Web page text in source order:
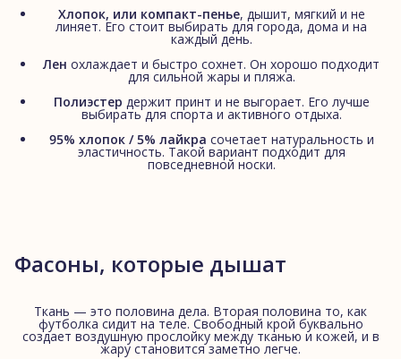
Хлопок, или компакт-пенье, дышит, мягкий и не
линяет. Его стоит выбирать для города, дома и на
каждый день.
Лен охлаждает и быстро сохнет. Он хорошо подходит
для сильной жары и пляжа.
Полиэстер держит принт и не выгорает. Его лучше
выбирать для спорта и активного отдыха.
95% хлопок / 5% лайкра сочетает натуральность и
эластичность. Такой вариант подходит для
повседневной носки.
Фасоны, которые дышат
Ткань — это половина дела. Вторая половина то, как
футболка сидит на теле. Свободный крой буквально
создает воздушную прослойку между тканью и кожей, и в
жару становится заметно легче.